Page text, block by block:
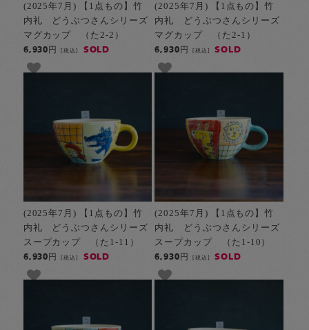
(2025年7月) 【1点もの】竹
内礼 どうぶつさんシリーズ
マグカップ （た2-2）
6,930円[税込] SOLD
(2025年7月) 【1点もの】竹
内礼 どうぶつさんシリーズ
マグカップ （た2-1）
6,930円 [税込] SOLD
(2025年7月) 【1点もの】竹
内礼 どうぶつさんシリーズ
スープカップ （た1-11）
6,930円[税込] SOLD
(2025年7月) 【1点もの】竹
内礼 どうぶつさんシリーズ
スープカップ （た1-10）
6,930円 [税込] SOLD